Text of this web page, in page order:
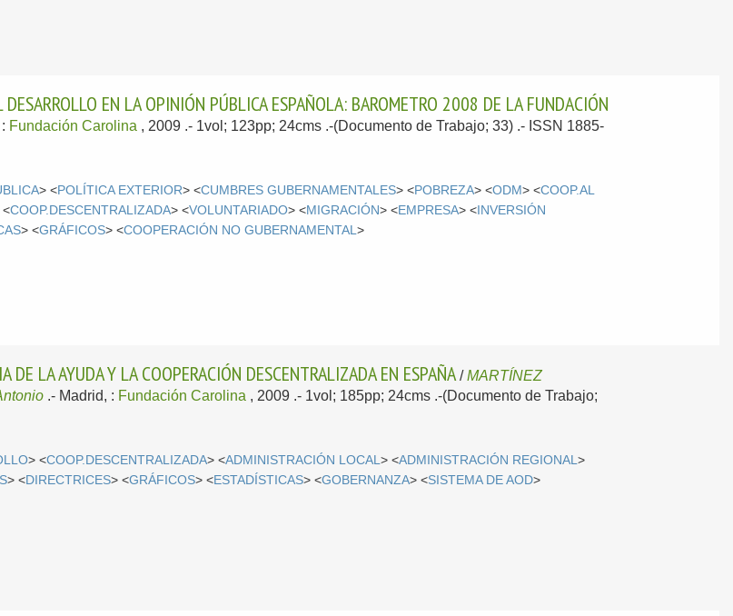
EN LA OPINIÓN PÚBLICA ESPAÑOLA: BAROMETRO 2008 DE LA FUNDACIÓN
Fundación Carolina , 2009 .- 1vol; 123pp; 24cms .-(Documento de Trabajo; 33) .- ISSN 1885-
> <POLÍTICA EXTERIOR> <CUMBRES GUBERNAMENTALES> <POBREZA> <ODM> <COOP.AL
<COOP.DESCENTRALIZADA> <VOLUNTARIADO> <MIGRACIÓN> <EMPRESA> <INVERSIÓN
> <GRÁFICOS> <COOPERACIÓN NO GUBERNAMENTAL>
DE LA AYUDA Y LA COOPERACIÓN DESCENTRALIZADA EN ESPAÑA/MARTÍNEZ
.- Madrid, : Fundación Carolina , 2009 .- 1vol; 185pp; 24cms .-(Documento de Trabajo;
> <COOP.DESCENTRALIZADA> <ADMINISTRACIÓN LOCAL> <ADMINISTRACIÓN REGIONAL>
> <DIRECTRICES> <GRÁFICOS> <ESTADÍSTICAS> <GOBERNANZA> <SISTEMA DE AOD>